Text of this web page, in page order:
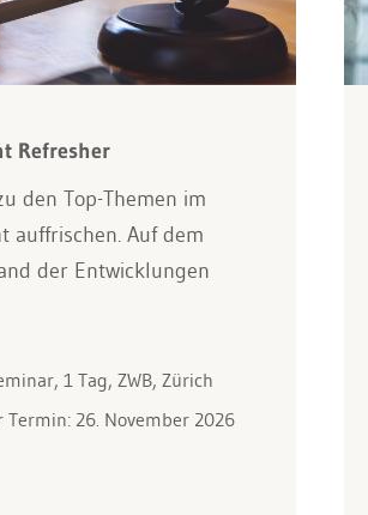
Refresher
den Top-Themen im
auffrischen. Auf dem
der Entwicklungen
1 Tag, ZWB, Zürich
Termin: 26. November 2026